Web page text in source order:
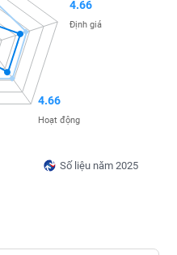
Số liệu năm 2025
4.66
Định giá
4.66
Hoạt động